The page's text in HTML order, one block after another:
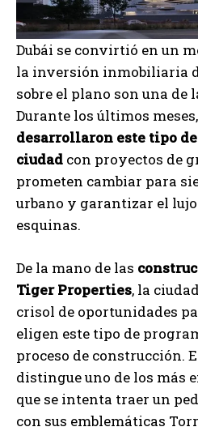
Dubái se convirtió en un
la inversión inmobiliaria
sobre el plano son una de
Durante los últimos
desarrollaron este tipo
ciudad con proyectos de
prometen cambiar para
urbano y garantizar el lujo
esquinas.
De la mano de las
Tiger Properties, la
crisol de oportunidades
eligen este tipo de
proceso de construcción.
distingue uno de los más
que se intenta traer un
con sus emblemáticas